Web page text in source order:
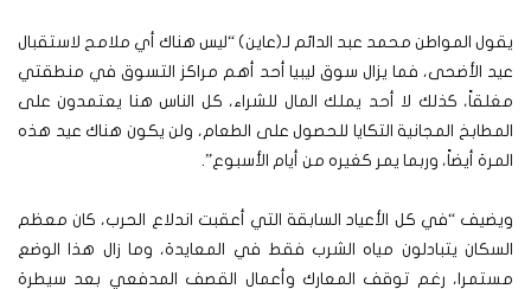
يقول المواطن محمد عبد الدائم لـ(عاين) “ليس هناك أي ملامح لاستقبال
عيد الأضحى، فما يزال سوق ليبيا أحد أهم مراكز التسوق في منطقتي
مغلقاً، كذلك لا أحد يملك المال للشراء، كل الناس هنا يعتمدون على
المطابخ المجانية التكايا للحصول على الطعام، ولن يكون هناك عيد هذه
المرة أيضاً، وربما يمر كغيره من أيام الأسبوع”.
ويضيف “في كل الأعياد السابقة التي أعقبت اندلاع الحرب، كان معظم
السكان يتبادلون مياه الشرب فقط في المعايدة، وما زال هذا الوضع
مستمرا، رغم توقف المعارك وأعمال القصف المدفعي بعد سيطرة